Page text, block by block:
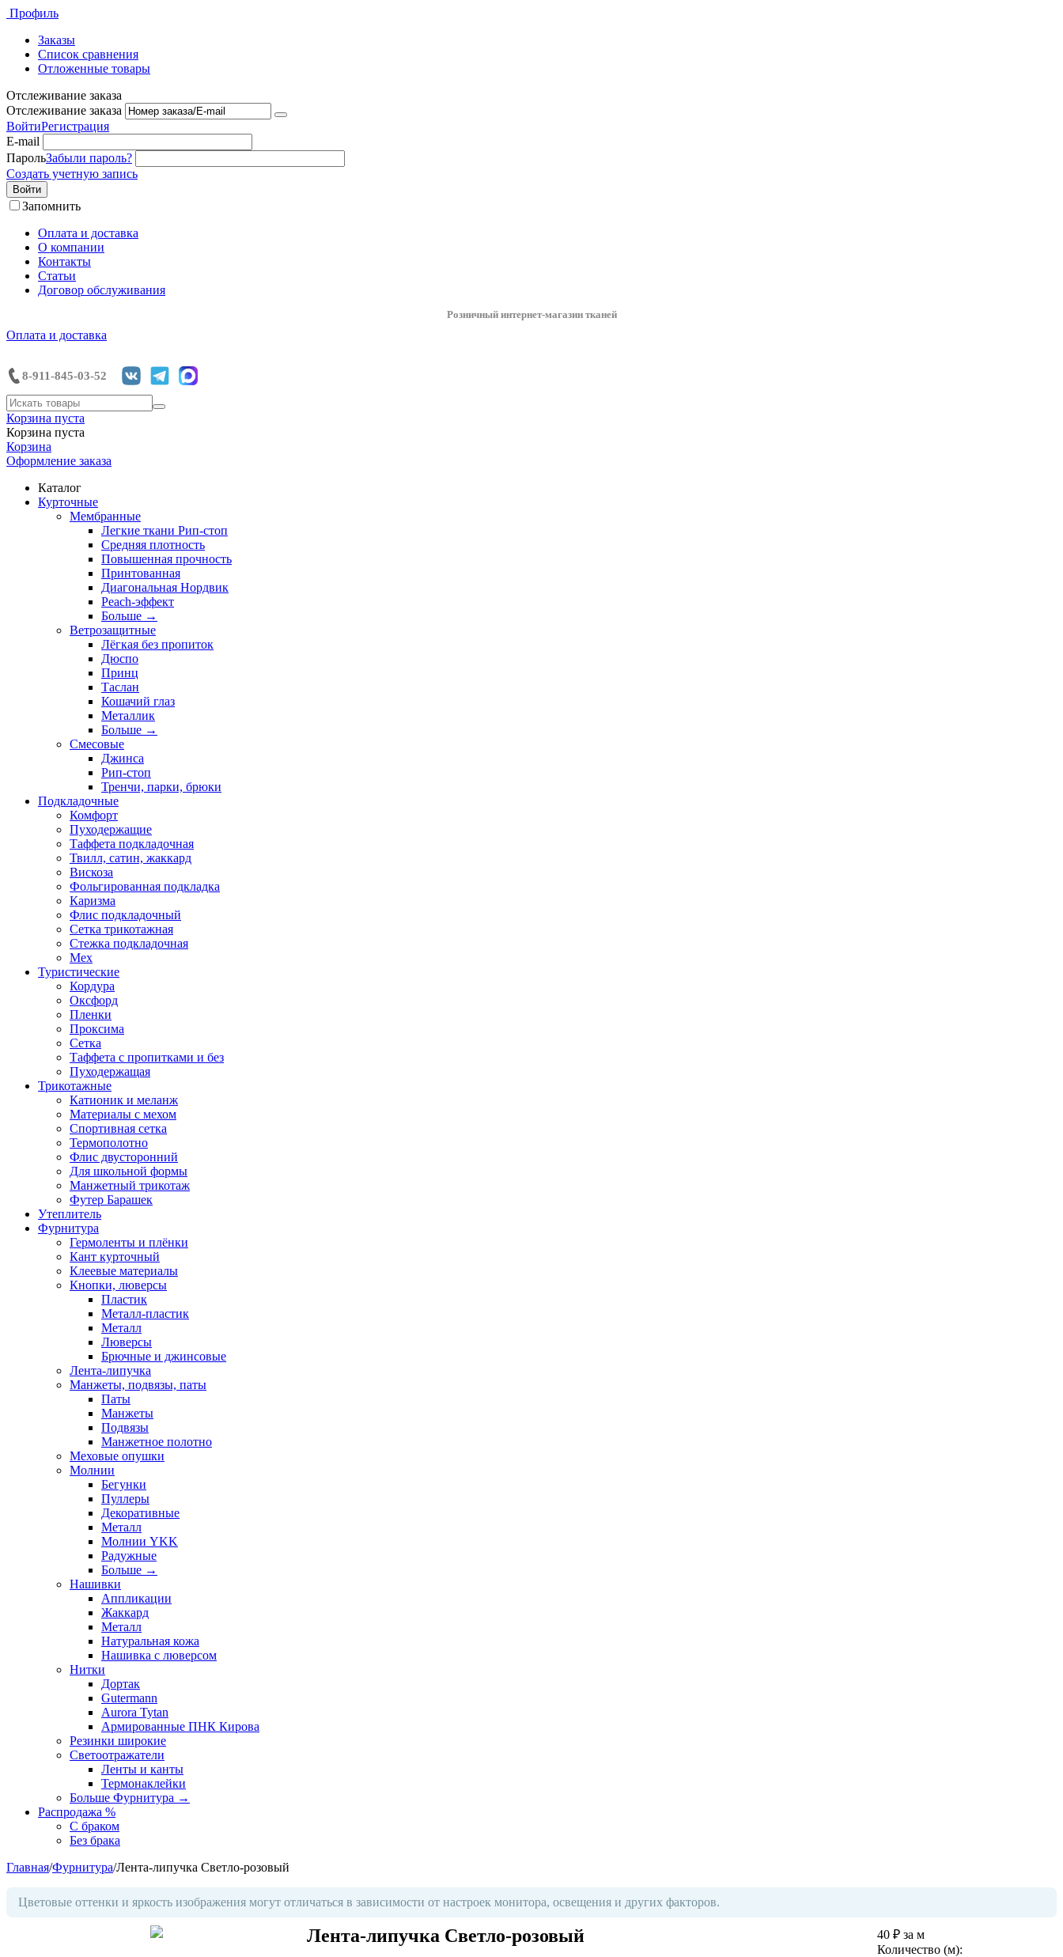
Профиль
Заказы
Список сравнения
Отложенные товары
Отслеживание заказа
Отслеживание заказа
ВойтиРегистрация
E-mail
ПарольЗабыли пароль?
Создать учетную запись
Войти
Запомнить
Оплата и доставка
О компании
Контакты
Статьи
Договор обслуживания
Розничный интернет-магазин тканей
Оплата и доставка
8-911-845-03-52
Корзина пуста
Корзина пуста
Корзина
Оформление заказа
Каталог
Курточные
Мембранные
Легкие ткани Рип-стоп
Средняя плотность
Повышенная прочность
Принтованная
Диагональная Нордвик
Peach-эффект
Больше →
Ветрозащитные
Лёгкая без пропиток
Дюспо
Принц
Таслан
Кошачий глаз
Металлик
Больше →
Смесовые
Джинса
Рип-стоп
Тренчи, парки, брюки
Подкладочные
Комфорт
Пуходержащие
Таффета подкладочная
Твилл, сатин, жаккард
Вискоза
Фольгированная подкладка
Каризма
Флис подкладочный
Сетка трикотажная
Стежка подкладочная
Мех
Туристические
Кордура
Оксфорд
Пленки
Проксима
Сетка
Таффета с пропитками и без
Пуходержащая
Трикотажные
Катионик и меланж
Материалы с мехом
Спортивная сетка
Термополотно
Флис двусторонний
Для школьной формы
Манжетный трикотаж
Футер Барашек
Утеплитель
Фурнитура
Гермоленты и плёнки
Кант курточный
Клеевые материалы
Кнопки, люверсы
Пластик
Металл-пластик
Металл
Люверсы
Брючные и джинсовые
Лента-липучка
Манжеты, подвязы, паты
Паты
Манжеты
Подвязы
Манжетное полотно
Меховые опушки
Молнии
Бегунки
Пуллеры
Декоративные
Металл
Молнии YKK
Радужные
Больше →
Нашивки
Аппликации
Жаккард
Металл
Натуральная кожа
Нашивка с люверсом
Нитки
Дортак
Gutermann
Aurora Tytan
Армированные ПНК Кирова
Резинки широкие
Светоотражатели
Ленты и канты
Термонаклейки
Больше Фурнитура →
Распродажа %
С браком
Без брака
Главная/Фурнитура/Лента-липучка Светло-розовый
Цветовые оттенки и яркость изображения могут отличаться в зависимости от настроек монитора, освещения и других факторов.
Лента-липучка Светло-розовый 40 ₽ за м
Количество (м):